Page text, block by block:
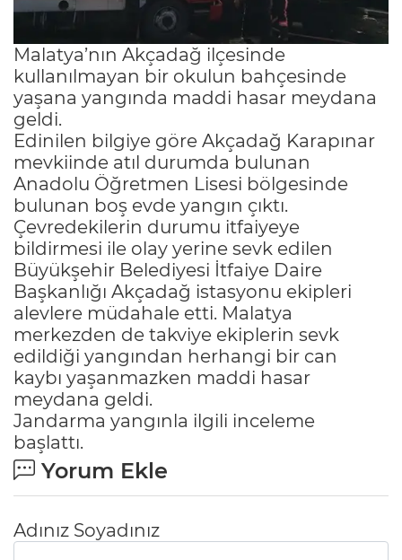
Malatya’nın Akçadağ ilçesinde
kullanılmayan bir okulun bahçesinde
yaşana yangında maddi hasar meydana
geldi.
Edinilen bilgiye göre Akçadağ Karapınar
mevkiinde atıl durumda bulunan
Anadolu Öğretmen Lisesi bölgesinde
bulunan boş evde yangın çıktı.
Çevredekilerin durumu itfaiyeye
bildirmesi ile olay yerine sevk edilen
Büyükşehir Belediyesi İtfaiye Daire
Başkanlığı Akçadağ istasyonu ekipleri
alevlere müdahale etti. Malatya
merkezden de takviye ekiplerin sevk
edildiği yangından herhangi bir can
kaybı yaşanmazken maddi hasar
meydana geldi.
Jandarma yangınla ilgili inceleme
başlattı.
Yorum Ekle
Adınız Soyadınız